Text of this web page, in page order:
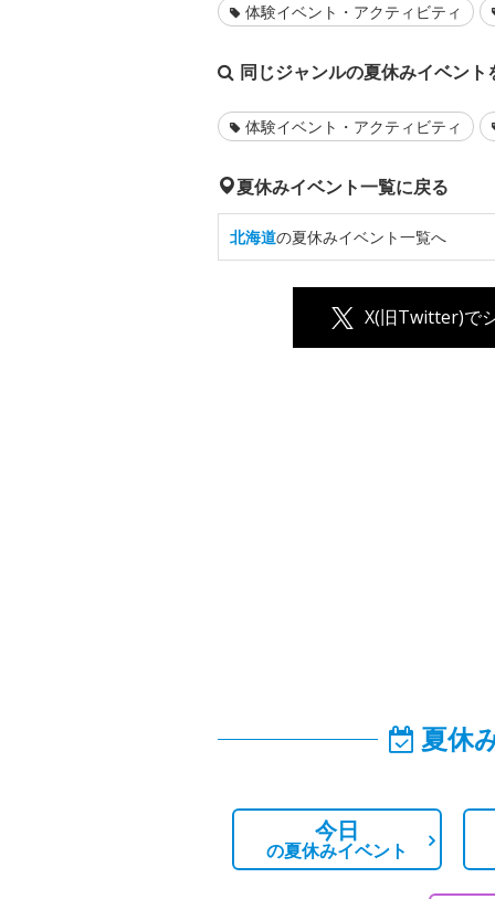
体験イベント・アクティビティ
同じジャンルの夏休みイベント
体験イベント・アクティビティ
夏休みイベント一覧に戻る
北海道の夏休みイベント一覧へ
X(旧Twitter)で
夏休
今日
の夏休みイベント